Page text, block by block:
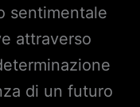
sentimentale
attraverso
di un futuro